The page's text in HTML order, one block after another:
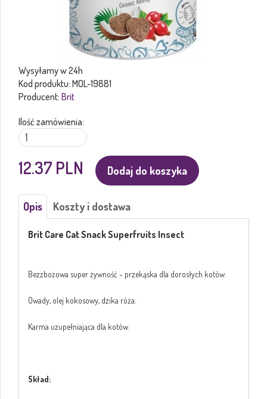
Wysyłamy w 24h
Kod produktu: MOL-19881
Producent: Brit
Ilość zamówienia:
12.37 PLN Dodaj do koszyka
Opis Koszty i dostawa
Brit Care Cat Snack Superfruits Insect
Bezzbożowa super żywność - przekąska dla dorosłych kotów.
Owady, olej kokosowy, dzika róża.
Karma uzupełniająca dla kotów.
Skład: